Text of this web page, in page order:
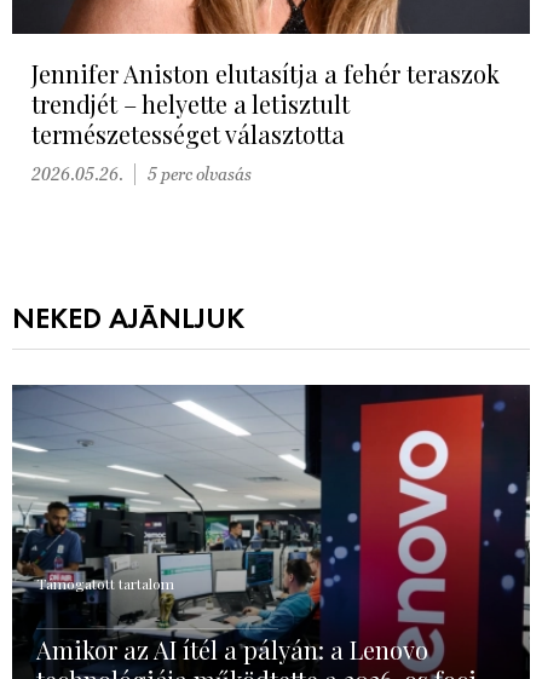
Jennifer Aniston elutasítja a fehér teraszok
trendjét – helyette a letisztult
természetességet választotta
2026.05.26. 5 perc olvasás
NEKED AJÁNLJUK
Támogatott tartalom
Amikor az AI ítél a pályán: a Lenovo